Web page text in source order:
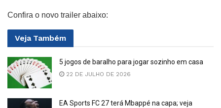
Confira o novo trailer abaixo:
Veja Também
5 jogos de baralho para jogar sozinho em casa
22 DE JULHO DE 2026
EA Sports FC 27 terá Mbappé na capa; veja